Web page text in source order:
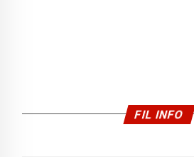
FIL INFO